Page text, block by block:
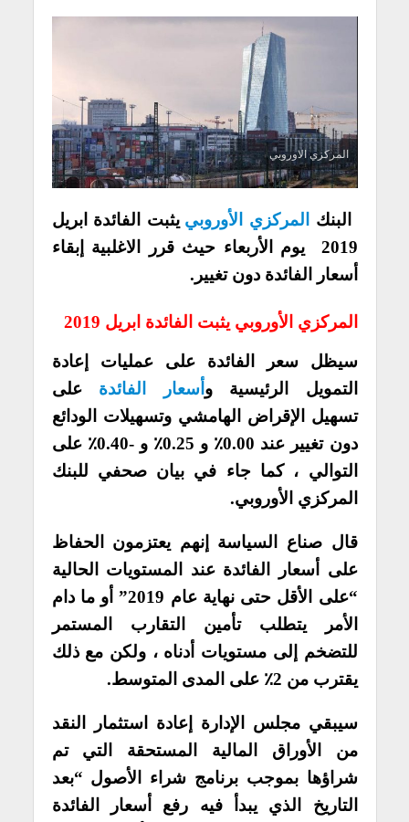
المركزي الاوروبي
البنك المركزي الأوروبي يثبت الفائدة ابريل
2019 يوم الأربعاء حيث قرر الاغلبية إبقاء
أسعار الفائدة دون تغيير.
المركزي الأوروبي يثبت الفائدة ابريل 2019
سيظل سعر الفائدة على عمليات إعادة
التمويل الرئيسية و أسعار الفائدة على
تسهيل الإقراض الهامشي وتسهيلات الودائع
دون تغيير عند 0.00٪ و 0.25٪ و -0.40٪ على
التوالي ، كما جاء في بيان صحفي للبنك
المركزي الأوروبي.
قال صناع السياسة إنهم يعتزمون الحفاظ
على أسعار الفائدة عند المستويات الحالية
“على الأقل حتى نهاية عام 2019” أو ما دام
الأمر يتطلب تأمين التقارب المستمر
للتضخم إلى مستويات أدناه ، ولكن مع ذلك
يقترب من 2٪ على المدى المتوسط.
سيبقي مجلس الإدارة إعادة استثمار النقد
من الأوراق المالية المستحقة التي تم
شراؤها بموجب برنامج شراء الأصول “بعد
التاريخ الذي يبدأ فيه رفع أسعار الفائدة